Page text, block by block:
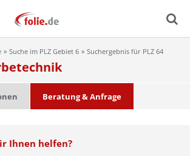
Menu
Suche im PLZ Gebiet 6 Suchergebnis für PLZ 64
Beratung & Anfrage
Ihnen helfen?